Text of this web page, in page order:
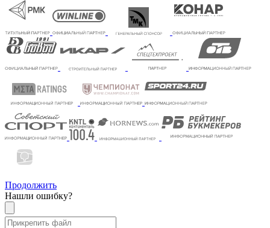
Продолжить
Нашли ошибку?